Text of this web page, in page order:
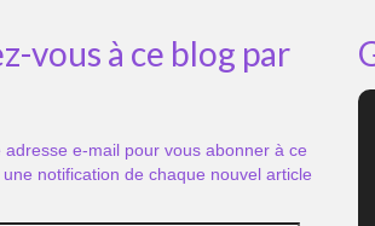
vous à ce blog par
adresse e-mail pour vous abonner à ce
notification de chaque nouvel article